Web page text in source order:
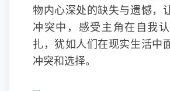
物内心深处的缺失与遗憾，
冲突中，感受主角在自我
扎，犹如人们在现实生活中
冲突和选择。